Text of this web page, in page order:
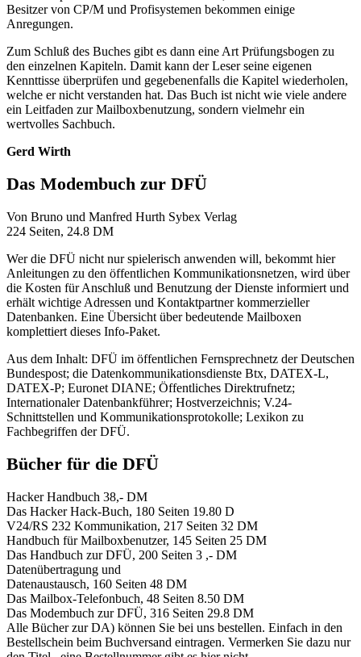
Besitzer von CP/M und Profisystemen bekommen einige
Anregungen.
Zum Schluß des Buches gibt es dann eine Art Prüfungsbogen zu
den einzelnen Kapiteln. Damit kann der Leser seine eigenen
Kennttisse überprüfen und gegebenenfalls die Kapitel wiederholen,
welche er nicht verstanden hat. Das Buch ist nicht wie viele andere
ein Leitfaden zur Mailboxbenutzung, sondern vielmehr ein
wertvolles Sachbuch.
Gerd Wirth
Das Modembuch zur DFÜ
Von Bruno und Manfred Hurth Sybex Verlag
224 Seiten, 24.8 DM
Wer die DFÜ nicht nur spielerisch anwenden will, bekommt hier
Anleitungen zu den öffentlichen Kommunikationsnetzen, wird über
die Kosten für Anschluß und Benutzung der Dienste informiert und
erhält wichtige Adressen und Kontaktpartner kommerzieller
Datenbanken. Eine Übersicht über bedeutende Mailboxen
komplettiert dieses Info-Paket.
Aus dem Inhalt: DFÜ im öffentlichen Fernsprechnetz der Deutschen
Bundespost; die Datenkommunikationsdienste Btx, DATEX-L,
DATEX-P; Euronet DIANE; Öffentliches Direktrufnetz;
Internationaler Datenbankführer; Hostverzeichnis; V.24-
Schnittstellen und Kommunikationsprotokolle; Lexikon zu
Fachbegriffen der DFÜ.
Bücher für die DFÜ
Hacker Handbuch 38,- DM
Das Hacker Hack-Buch, 180 Seiten 19.80 D
V24/RS 232 Kommunikation, 217 Seiten 32 DM
Handbuch für Mailboxbenutzer, 145 Seiten 25 DM
Das Handbuch zur DFÜ, 200 Seiten 3 ,- DM
Datenübertragung und
Datenaustausch, 160 Seiten 48 DM
Das Mailbox-Telefonbuch, 48 Seiten 8.50 DM
Das Modembuch zur DFÜ, 316 Seiten 29.8 DM
Alle Bücher zur DA) können Sie bei uns bestellen. Einfach in den
Bestellschein beim Buchversand eintragen. Vermerken Sie dazu nur